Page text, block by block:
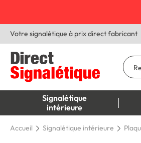
Votre signalétique à prix direct fabricant
Signalétique
intérieure
Accueil Signalétique intérieure